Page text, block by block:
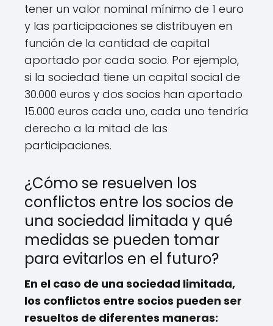
tener un valor nominal mínimo de 1 euro
y las participaciones se distribuyen en
función de la cantidad de capital
aportado por cada socio. Por ejemplo,
si la sociedad tiene un capital social de
30.000 euros y dos socios han aportado
15.000 euros cada uno, cada uno tendría
derecho a la mitad de las
participaciones.
¿Cómo se resuelven los
conflictos entre los socios de
una sociedad limitada y qué
medidas se pueden tomar
para evitarlos en el futuro?
En el caso de una sociedad limitada,
los conflictos entre socios pueden ser
resueltos de diferentes maneras: